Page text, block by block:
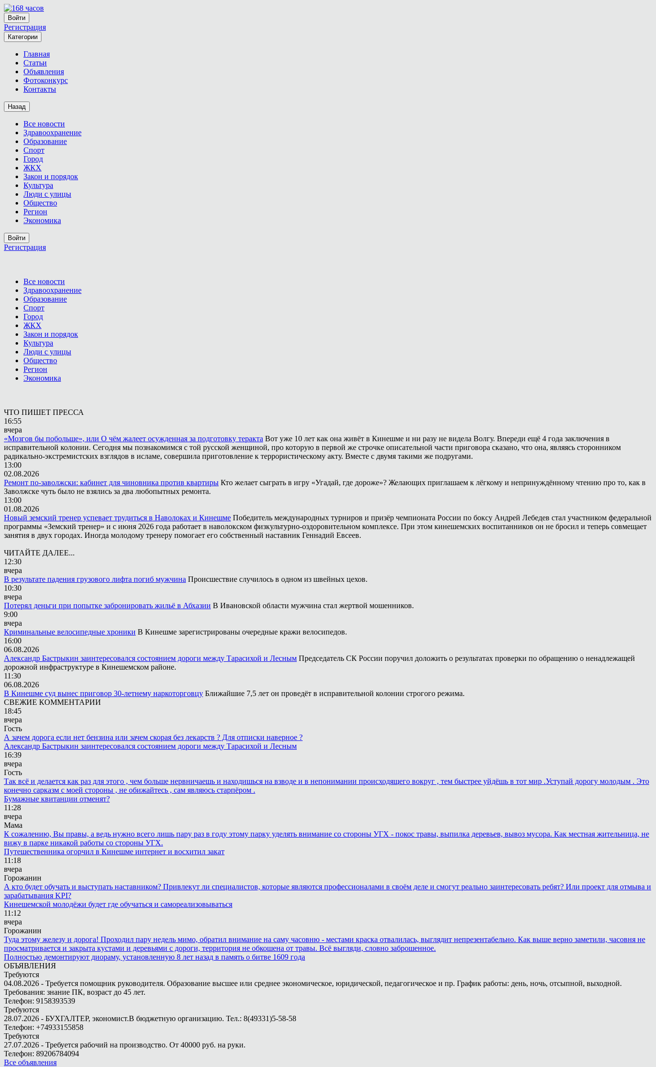
Войти
Регистрация
Категории
Главная
Статьи
Объявления
Фотоконкурс
Контакты
Назад
Все новости
Здравоохранение
Образование
Спорт
Город
ЖКХ
Закон и порядок
Культура
Люди с улицы
Общество
Регион
Экономика
Войти
Регистрация
Все новости
Здравоохранение
Образование
Спорт
Город
ЖКХ
Закон и порядок
Культура
Люди с улицы
Общество
Регион
Экономика
ЧТО ПИШЕТ ПРЕССА
16:55
вчера
«Мозгов бы побольше», или О чём жалеет осужденная за подготовку теракта Вот уже 10 лет как она живёт в Кинешме и ни разу не видела Волгу. Впереди ещё 4 года заключения в
исправительной колонии. Сегодня мы познакомимся с той русской женщиной, про которую в первой же строчке описательной части приговора сказано, что она, являясь сторонником
радикально-экстремистских взглядов в исламе, совершила приготовление к террористическому акту. Вместе с двумя такими же подругами.
13:00
02.08.2026
Ремонт по-заволжски: кабинет для чиновника против квартиры Кто желает сыграть в игру «Угадай, где дороже»? Желающих приглашаем к лёгкому и непринуждённому чтению про то, как в
Заволжске чуть было не взялись за два любопытных ремонта.
13:00
01.08.2026
Новый земский тренер успевает трудиться в Наволоках и Кинешме Победитель международных турниров и призёр чемпионата России по боксу Андрей Лебедев стал участником федеральной
программы «Земский тренер» и с июня 2026 года работает в наволокском физкультурно-оздоровительном комплексе. При этом кинешемских воспитанников он не бросил и теперь совмещает
занятия в двух городах. Иногда молодому тренеру помогает его собственный наставник Геннадий Евсеев.
ЧИТАЙТЕ ДАЛЕЕ...
12:30
вчера
В результате падения грузового лифта погиб мужчина Происшествие случилось в одном из швейных цехов.
10:30
вчера
Потерял деньги при попытке забронировать жильё в Абхазии В Ивановской области мужчина стал жертвой мошенников.
9:00
вчера
Криминальные велосипедные хроники В Кинешме зарегистрированы очередные кражи велосипедов.
16:00
06.08.2026
Александр Бастрыкин заинтересовался состоянием дороги между Тарасихой и Лесным Председатель СК России поручил доложить о результатах проверки по обращению о ненадлежащей
дорожной инфраструктуре в Кинешемском районе.
11:30
06.08.2026
В Кинешме суд вынес приговор 30-летнему наркоторговцу Ближайшие 7,5 лет он проведёт в исправительной колонии строгого режима.
СВЕЖИЕ КОММЕНТАРИИ
18:45
вчера
Гость
А зачем дорога если нет бензина или зачем скорая без лекарств ? Для отписки наверное ?
Александр Бастрыкин заинтересовался состоянием дороги между Тарасихой и Лесным
16:39
вчера
Гость
Так всё и делается как раз для этого , чем больше нервничаешь и находишься на взводе и в непонимании происходящего вокруг , тем быстрее уйдёшь в тот мир .Уступай дорогу молодым . Это
конечно сарказм с моей стороны , не обижайтесь , сам являюсь старпёром .
Бумажные квитанции отменят?
11:28
вчера
Мама
К сожалению, Вы правы, а ведь нужно всего лишь пару раз в году этому парку уделять внимание со стороны УГХ - покос травы, выпилка деревьев, вывоз мусора. Как местная жительница, не
вижу в парке никакой работы со стороны УГХ.
Путешественника огорчил в Кинешме интернет и восхитил закат
11:18
вчера
Горожанин
А кто будет обучать и выступать наставником? Привлекут ли специалистов, которые являются профессионалами в своём деле и смогут реально заинтересовать ребят? Или проект для отмыва и
зарабатывания KPI?
Кинешемской молодёжи будет где обучаться и самореализовываться
11:12
вчера
Горожанин
Туда этому железу и дорога! Проходил пару недель мимо, обратил внимание на саму часовню - местами краска отвалилась, выглядит непрезентабельно. Как выше верно заметили, часовня не
просматривается и закрыта кустами и деревьями с дороги, территория не обкошена от травы. Всё выгляди, словно заброшенное.
Полностью демонтируют диораму, установленную 8 лет назад в память о битве 1609 года
ОБЪЯВЛЕНИЯ
Требуются
04.08.2026 - Требуется помощник руководителя. Образование высшее или среднее экономическое, юридической, педагогическое и пр. График работы: день, ночь, отсыпной, выходной.
Требования: знание ПК, возраст до 45 лет.
Телефон: 9158393539
Требуются
28.07.2026 - БУХГАЛТЕР, экономист.В бюджетную организацию. Тел.: 8(49331)5-58-58
Телефон: +74933155858
Требуются
27.07.2026 - Требуется рабочий на производство. От 40000 руб. на руки.
Телефон: 89206784094
Все объявления